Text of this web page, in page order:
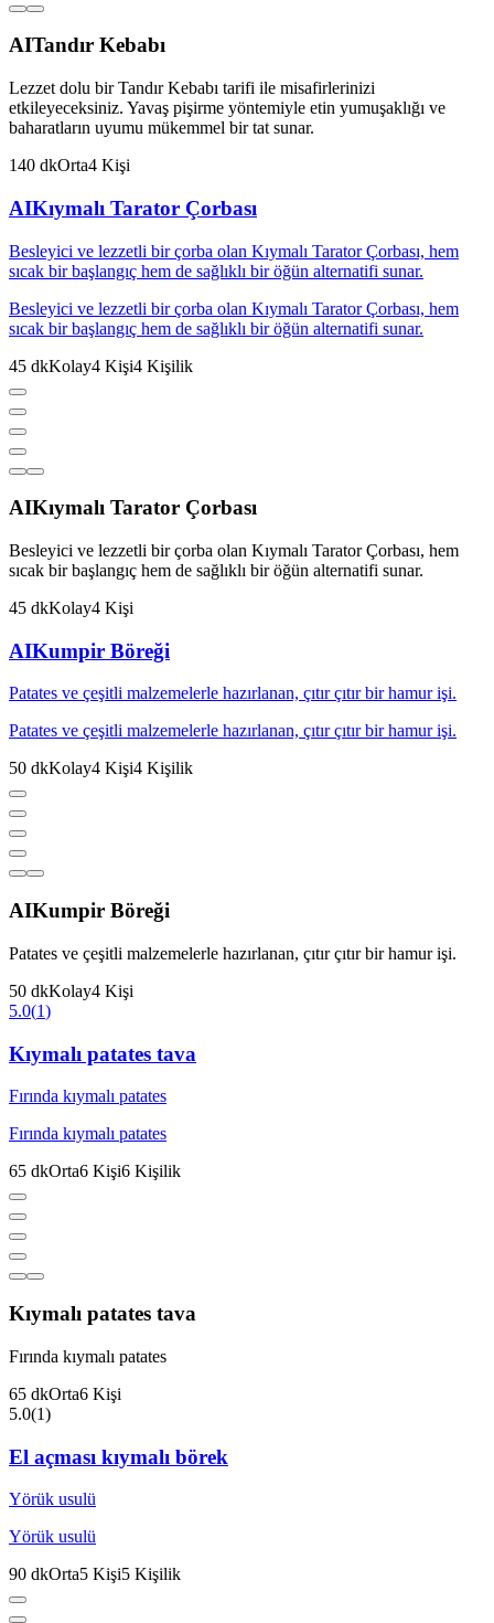
AITandır Kebabı
Lezzet dolu bir Tandır Kebabı tarifi ile misafirlerinizi
etkileyeceksiniz. Yavaş pişirme yöntemiyle etin yumuşaklığı ve
baharatların uyumu mükemmel bir tat sunar.
140 dkOrta4 Kişi
AIKıymalı Tarator Çorbası
Besleyici ve lezzetli bir çorba olan Kıymalı Tarator Çorbası, hem
sıcak bir başlangıç hem de sağlıklı bir öğün alternatifi sunar.
Besleyici ve lezzetli bir çorba olan Kıymalı Tarator Çorbası, hem
sıcak bir başlangıç hem de sağlıklı bir öğün alternatifi sunar.
45 dkKolay4 Kişi4 Kişilik
AIKıymalı Tarator Çorbası
Besleyici ve lezzetli bir çorba olan Kıymalı Tarator Çorbası, hem
sıcak bir başlangıç hem de sağlıklı bir öğün alternatifi sunar.
45 dkKolay4 Kişi
AIKumpir Böreği
Patates ve çeşitli malzemelerle hazırlanan, çıtır çıtır bir hamur işi.
Patates ve çeşitli malzemelerle hazırlanan, çıtır çıtır bir hamur işi.
50 dkKolay4 Kişi4 Kişilik
AIKumpir Böreği
Patates ve çeşitli malzemelerle hazırlanan, çıtır çıtır bir hamur işi.
50 dkKolay4 Kişi
5.0(1)
Kıymalı patates tava
Fırında kıymalı patates
Fırında kıymalı patates
65 dkOrta6 Kişi6 Kişilik
Kıymalı patates tava
Fırında kıymalı patates
65 dkOrta6 Kişi
5.0(1)
El açması kıymalı börek
Yörük usulü
Yörük usulü
90 dkOrta5 Kişi5 Kişilik